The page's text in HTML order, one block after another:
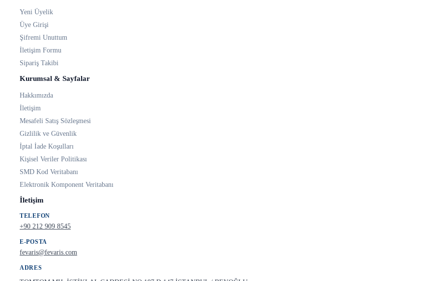
Yeni Üyelik
Üye Girişi
Şifremi Unuttum
İletişim Formu
Sipariş Takibi
Kurumsal & Sayfalar
Hakkımızda
İletişim
Mesafeli Satış Sözleşmesi
Gizlilik ve Güvenlik
İptal İade Koşulları
Kişisel Veriler Politikası
SMD Kod Veritabanı
Elektronik Komponent Veritabanı
İletişim
TELEFON
+90 212 909 8545
E-POSTA
fevaris@fevaris.com
ADRES